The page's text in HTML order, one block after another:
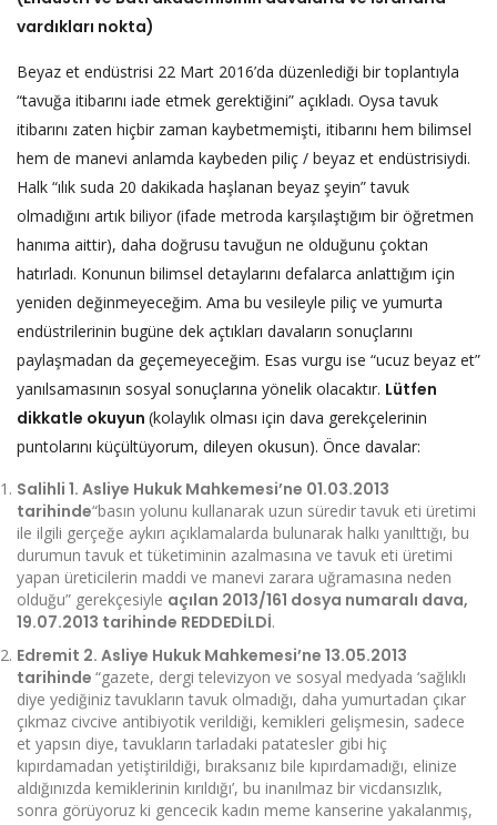
vardıkları nokta)
Beyaz et endüstrisi 22 Mart 2016’da düzenlediği bir toplantıyla
“tavuğa itibarını iade etmek gerektiğini” açıkladı. Oysa tavuk
itibarını zaten hiçbir zaman kaybetmemişti, itibarını hem bilimsel
hem de manevi anlamda kaybeden piliç / beyaz et endüstrisiydi.
Halk “ılık suda 20 dakikada haşlanan beyaz şeyin” tavuk
olmadığını artık biliyor (ifade metroda karşılaştığım bir öğretmen
hanıma aittir), daha doğrusu tavuğun ne olduğunu çoktan
hatırladı. Konunun bilimsel detaylarını defalarca anlattığım için
yeniden değinmeyeceğim. Ama bu vesileyle piliç ve yumurta
endüstrilerinin bugüne dek açtıkları davaların sonuçlarını
paylaşmadan da geçemeyeceğim. Esas vurgu ise “ucuz beyaz et”
yanılsamasının sosyal sonuçlarına yönelik olacaktır. Lütfen
dikkatle okuyun (kolaylık olması için dava gerekçelerinin
puntolarını küçültüyorum, dileyen okusun). Önce davalar:
Salihli 1. Asliye Hukuk Mahkemesi’ne 01.03.2013
tarihinde“basın yolunu kullanarak uzun süredir tavuk eti üretimi
ile ilgili gerçeğe aykırı açıklamalarda bulunarak halkı yanılttığı, bu
durumun tavuk et tüketiminin azalmasına ve tavuk eti üretimi
yapan üreticilerin maddi ve manevi zarara uğramasına neden
olduğu” gerekçesiyle açılan 2013/161 dosya numaralı dava,
19.07.2013 tarihinde REDDEDİLDİ.
Edremit 2. Asliye Hukuk Mahkemesi’ne 13.05.2013
tarihinde “gazete, dergi televizyon ve sosyal medyada ‘sağlıklı
diye yediğiniz tavukların tavuk olmadığı, daha yumurtadan çıkar
çıkmaz civcive antibiyotik verildiği, kemikleri gelişmesin, sadece
et yapsın diye, tavukların tarladaki patatesler gibi hiç
kıpırdamadan yetiştirildiği, bıraksanız bile kıpırdamadığı, elinize
aldığınızda kemiklerinin kırıldığı’, bu inanılmaz bir vicdansızlık,
sonra görüyoruz ki gencecik kadın meme kanserine yakalanmış,